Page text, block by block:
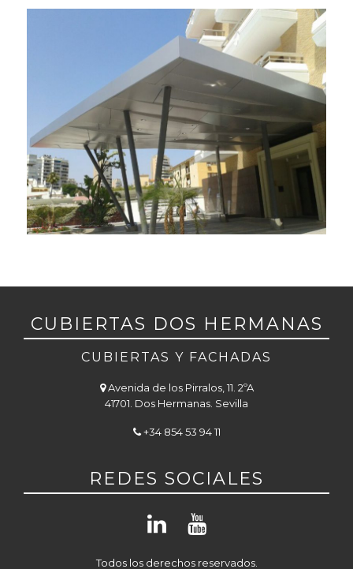
CUBIERTAS DOS HERMANAS
CUBIERTAS Y FACHADAS
Avenida de los Pirralos, 11. 2ºA
41701. Dos Hermanas. Sevilla
+34 854 53 94 11
REDES SOCIALES
Todos los derechos reservados.